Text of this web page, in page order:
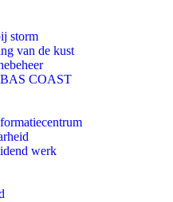
storm
van de kust
COAST
werk